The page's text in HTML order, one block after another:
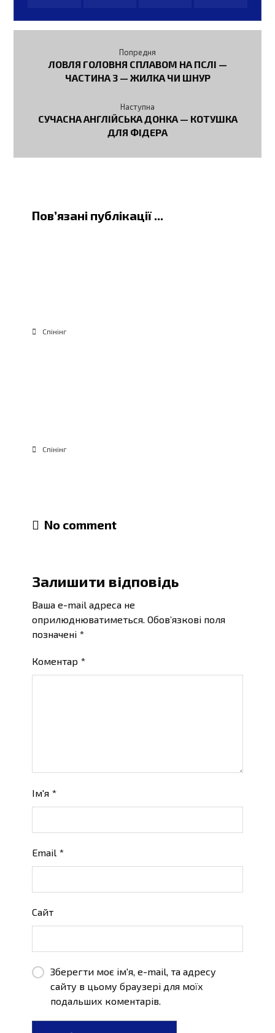
Попредня
ЛОВЛЯ ГОЛОВНЯ СПЛАВОМ НА ПСЛІ —
ЧАСТИНА 3 — ЖИЛКА ЧИ ШНУР
Наступна
СУЧАСНА АНГЛІЙСЬКА ДОНКА — КОТУШКА
ДЛЯ ФІДЕРА
Пов’язані публікації ...
Спінінг
Спінінг
No comment
Залишити відповідь
Ваша e-mail адреса не
оприлюднюватиметься. Обов’язкові поля
позначені *
Коментар *
Ім'я *
Email *
Сайт
Зберегти моє ім'я, e-mail, та адресу
сайту в цьому браузері для моїх
подальших коментарів.